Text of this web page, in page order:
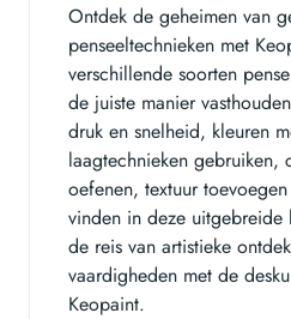
Ontdek de geheimen van
penseeltechnieken met
verschillende soorten
de juiste manier
druk en snelheid, kleuren
laagtechnieken gebruiken,
oefenen, textuur
vinden in deze
de reis van artistieke
vaardigheden met de
Keopaint.